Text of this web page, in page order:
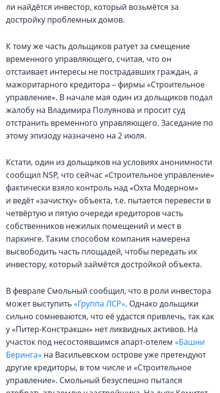
ли найдётся инвестор, который возьмётся за
достройку проблемных домов.
К тому же часть дольщиков ратует за смещение
временного управляющего, считая, что он
отстаивает интересы не пострадавших граждан, а
мажоритарного кредитора – фирмы «Строительное
управление». В начале мая один из дольщиков подал
жалобу на Владимира Полуянова и просит суд
отстранить временного управляющего. Заседание по
этому эпизоду назначено на 2 июля.
Кстати, один из дольщиков на условиях анонимности
сообщил NSP, что сейчас «Строительное управление»
фактически взяло контроль над «Охта Модерном»
и ведёт «зачистку» объекта, т.е. пытается перевести в
четвёртую и пятую очереди кредиторов часть
собственников нежилых помещений и мест в
паркинге. Таким способом компания намерена
высвободить часть площадей, чтобы передать их
инвестору, который займётся достройкой объекта.
В феврале Смольный сообщил, что в роли инвестора
может выступить«Группа ЛСР». Однако дольщики
сильно сомневаются, что её удастся привлечь, так как
у «Питер-Констракшн» нет ликвидных активов. На
участок под несостоявшимся апарт-отелем «Башни
Беринга» на Васильевском острове уже претендуют
другие кредиторы, в том числе и «Строительное
управление». Смольный безуспешно пытался